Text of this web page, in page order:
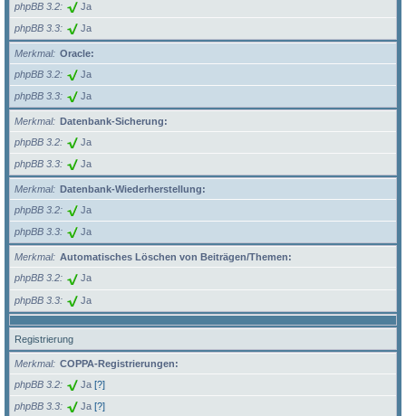
phpBB 3.2
Ja
phpBB 3.3 Ja
Merkmal
Oracle:
phpBB 3.2
Ja
phpBB 3.3 Ja
Merkmal
Datenbank-Sicherung:
phpBB 3.2
Ja
phpBB 3.3 Ja
Merkmal
Datenbank-Wiederherstellung:
phpBB 3.2
Ja
phpBB 3.3 Ja
Merkmal
Automatisches Löschen von Beiträgen/Themen:
phpBB 3.2
Ja
phpBB 3.3 Ja
Registrierung
Merkmal
COPPA-Registrierungen:
phpBB 3.2
Ja [?]
phpBB 3.3 Ja [?]